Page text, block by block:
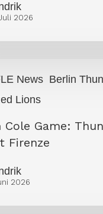
2026
News Berlin
Lions
Cole Game:
Firenze
2026